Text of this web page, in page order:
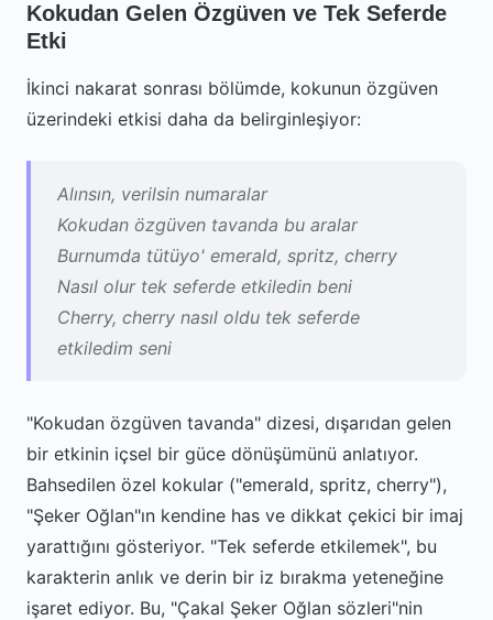
Kokudan Gelen Özgüven ve Tek Seferde
Etki
İkinci nakarat sonrası bölümde, kokunun özgüven
üzerindeki etkisi daha da belirginleşiyor:
Alınsın, verilsin numaralar
Kokudan özgüven tavanda bu aralar
Burnumda tütüyo' emerald, spritz, cherry
Nasıl olur tek seferde etkiledin beni
Cherry, cherry nasıl oldu tek seferde
etkiledim seni
"Kokudan özgüven tavanda" dizesi, dışarıdan gelen
bir etkinin içsel bir güce dönüşümünü anlatıyor.
Bahsedilen özel kokular ("emerald, spritz, cherry"),
"Şeker Oğlan"ın kendine has ve dikkat çekici bir imaj
yarattığını gösteriyor. "Tek seferde etkilemek", bu
karakterin anlık ve derin bir iz bırakma yeteneğine
işaret ediyor. Bu, "Çakal Şeker Oğlan sözleri"nin